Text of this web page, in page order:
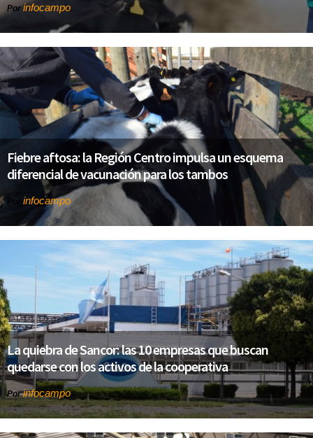
Porinfocampo
Fiebre aftosa: la Región Centro impulsa un esquema
diferencial de vacunación para los tambos
Por infocampo
La quiebra de Sancor: las 10 empresas que buscan
quedarse con los activos de la cooperativa
Porinfocampo